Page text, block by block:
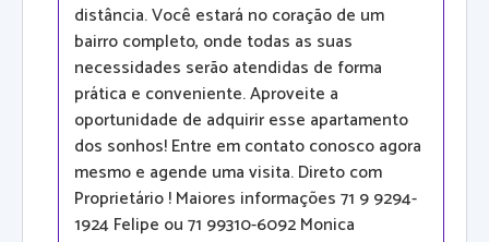
distância. Você estará no coração de um
bairro completo, onde todas as suas
necessidades serão atendidas de forma
prática e conveniente. Aproveite a
oportunidade de adquirir esse apartamento
dos sonhos! Entre em contato conosco agora
mesmo e agende uma visita. Direto com
Proprietário ! Maiores informações 71 9 9294-
1924 Felipe ou 71 99310-6092 Monica